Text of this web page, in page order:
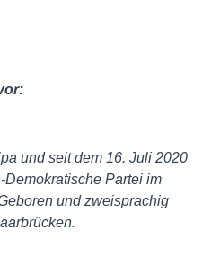
und seit dem 16. Juli 2020
Demokratische Partei im
und zweisprachig